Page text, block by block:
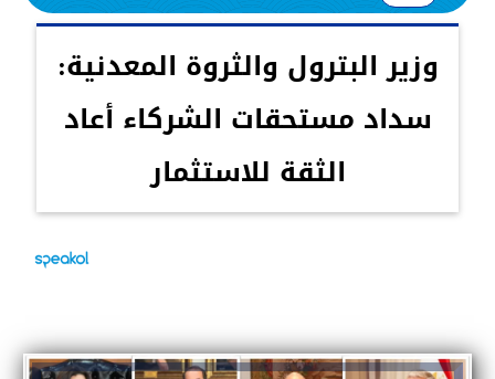
وزير البترول والثروة المعدنية:
سداد مستحقات الشركاء أعاد
الثقة للاستثمار